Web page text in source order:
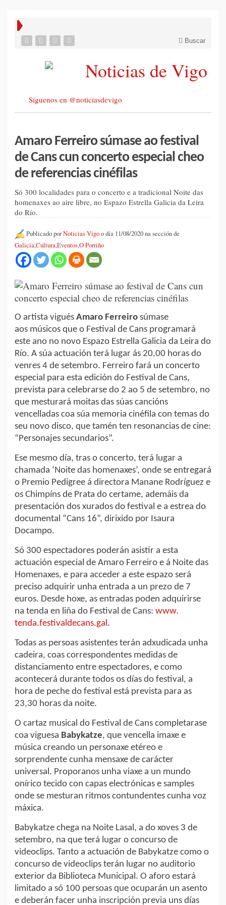
Buscar
Síguenos en @noticiasdevigo
Amaro Ferreiro súmase ao festival
de Cans cun concerto especial cheo
de referencias cinéfilas
Só 300 localidades para o concerto e a tradicional Noite das
homenaxes ao aire libre, no Espazo Estrella Galicia da Leira
do Río.
Publicado porNoticias Vigoo día 11/08/2020 na sección de
Galicia,Cultura,Eventos,O Porriño
O artista vigués Amaro Ferreiro súmase
aos músicos que o Festival de Cans programará
este ano no novo Espazo Estrella Galicia da Leira do
Río. A súa actuación terá lugar ás 20,00 horas do
venres 4 de setembro. Ferreiro fará un concerto
especial para esta edición do Festival de Cans,
prevista para celebrarse do 2 ao 5 de setembro, no
que mesturará moitas das súas cancións
vencelladas coa súa memoria cinéfila con temas do
seu novo disco, que tamén ten resonancias de cine:
“Personajes secundarios”.
Ese mesmo día, tras o concerto, terá lugar a
chamada ‘Noite das homenaxes’, onde se entregará
o Premio Pedigree á directora Manane Rodríguez e
os Chimpíns de Prata do certame, ademáis da
presentación dos xurados do festival e a estrea do
documental “Cans 16”, dirixido por Isaura
Docampo.
Só 300 espectadores poderán asistir a esta
actuación especial de Amaro Ferreiro e á Noite das
Homenaxes, e para acceder a este espazo será
preciso adquirir unha entrada a un prezo de 7
euros. Desde hoxe, as entradas poden adquirirse
na tenda en liña do Festival de Cans: www.
tenda.festivaldecans.gal.
Todas as persoas asistentes terán adxudicada unha
cadeira, coas correspondentes medidas de
distanciamento entre espectadores, e como
acontecerá durante todos os días do festival, a
hora de peche do festival está prevista para as
23,30 horas da noite.
O cartaz musical do Festival de Cans completarase
coa viguesa Babykatze, que vencella imaxe e
música creando un personaxe etéreo e
sorprendente cunha mensaxe de carácter
universal. Proporanos unha viaxe a un mundo
onírico tecido con capas electrónicas e samples
onde se mesturan ritmos contundentes cunha voz
máxica.
Babykatze chega na Noite Lasal, a do xoves 3 de
setembro, na que terá lugar o concurso de
videoclips. Tanto a actuación de Babykatze como o
concurso de videoclips terán lugar no auditorio
exterior da Biblioteca Municipal. O aforo estará
limitado a só 100 persoas que ocuparán un asento
e deberán facer unha inscripción previa uns días